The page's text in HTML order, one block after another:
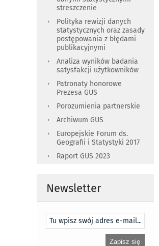
streszczenie
Polityka rewizji danych
statystycznych oraz zasady
postępowania z błędami
publikacyjnymi
Analiza wyników badania
satysfakcji użytkowników
Patronaty honorowe
Prezesa GUS
Porozumienia partnerskie
Archiwum GUS
Europejskie Forum ds.
Geografii i Statystyki 2017
Raport GUS 2023
Newsletter